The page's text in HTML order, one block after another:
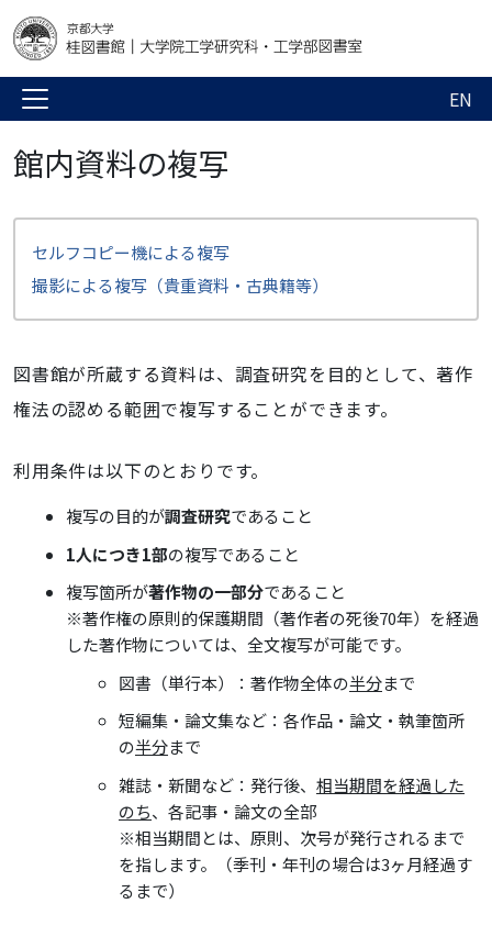
EN
館内資料の複写
セルフコピー機による複写
撮影による複写（貴重資料・古典籍等）
図書館が所蔵する資料は、調査研究を目的として、著作
権法の認める範囲で複写することができます。
利用条件は以下のとおりです。
複写の目的が調査研究であること
1人につき1部の複写であること
複写箇所が著作物の一部分であること
※著作権の原則的保護期間（著作者の死後70年）を経過
した著作物については、全文複写が可能です。
図書（単行本）：著作物全体の半分まで
短編集・論文集など：各作品・論文・執筆箇所
の半分まで
雑誌・新聞など：発行後、 相当期間を経過した
のち、各記事・論文の全部
※相当期間とは、原則、次号が発行されるまで
を指します。（季刊・年刊の場合は3ヶ月経過す
るまで）